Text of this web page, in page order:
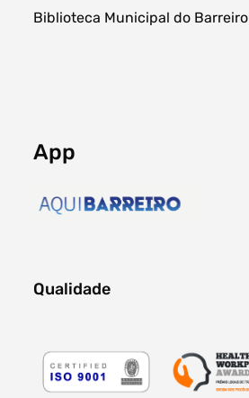
Biblioteca Municipal do Barreiro
App
Qualidade